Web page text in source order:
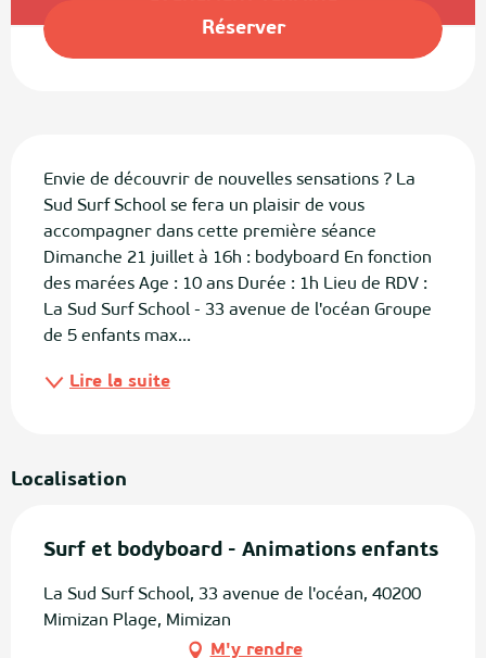
Réserver
Envie de découvrir de nouvelles sensations ? La
Sud Surf School se fera un plaisir de vous
accompagner dans cette première séance
Dimanche 21 juillet à 16h : bodyboard En fonction
des marées Age : 10 ans Durée : 1h Lieu de RDV :
La Sud Surf School - 33 avenue de l'océan Groupe
de 5 enfants max...
Lire la suite
Localisation
Surf et bodyboard - Animations enfants
La Sud Surf School, 33 avenue de l'océan, 40200
Mimizan Plage, Mimizan
M'y rendre